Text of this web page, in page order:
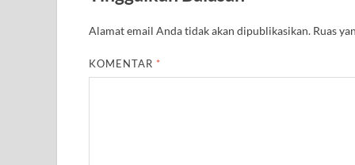
Alamat email Anda tidak akan dipublikasikan. Ruas
KOMENTAR *